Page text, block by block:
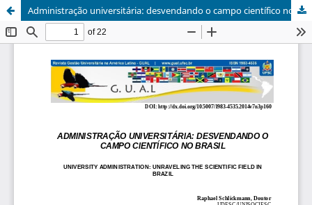
Administração universitária: desvendando o campo científico no Brasil